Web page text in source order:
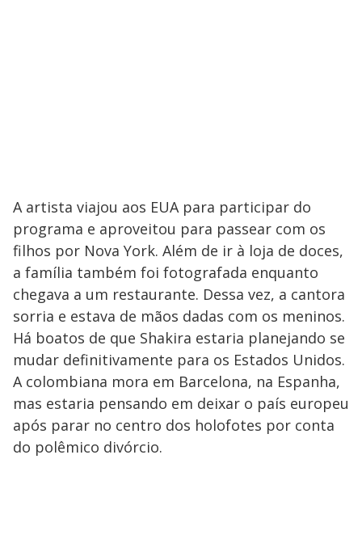
A artista viajou aos EUA para participar do
programa e aproveitou para passear com os
filhos por Nova York. Além de ir à loja de doces,
a família também foi fotografada enquanto
chegava a um restaurante. Dessa vez, a cantora
sorria e estava de mãos dadas com os meninos.
Há boatos de que Shakira estaria planejando se
mudar definitivamente para os Estados Unidos.
A colombiana mora em Barcelona, na Espanha,
mas estaria pensando em deixar o país europeu
após parar no centro dos holofotes por conta
do polêmico divórcio.